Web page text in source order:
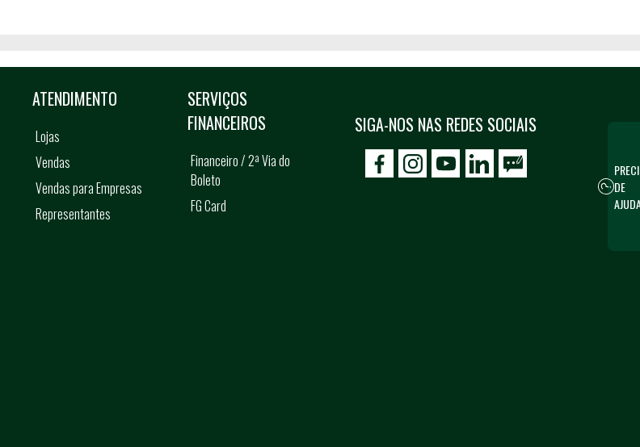
SIGA-NOS NAS REDES SOCIAIS
icon-facebook
icon-social02icon-social03
ATENDIMENTO
Lojas
Vendas
Vendas para Empresas
Representantes
SERVIÇOS
FINANCEIROS
Financeiro / 2ª Via do
Boleto
FG Card
DE